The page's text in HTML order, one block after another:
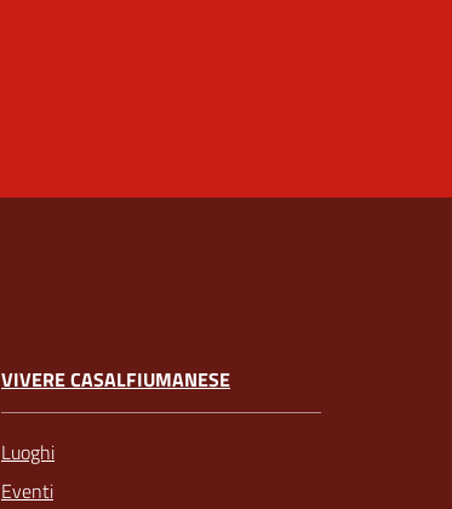
VIVERE CASALFIUMANESE
Luoghi
Eventi